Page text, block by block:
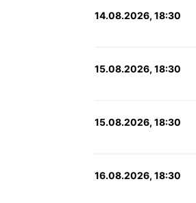
14.08.2026, 18:30
15.08.2026, 18:30
15.08.2026, 18:30
16.08.2026, 18:30